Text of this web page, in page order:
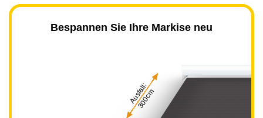
Bespannen Sie Ihre Markise neu
Ausfall:
300cm